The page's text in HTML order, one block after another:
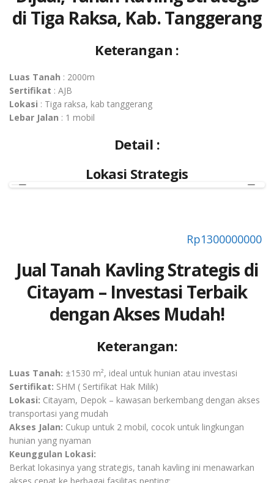
di Tiga Raksa, Kab. Tanggerang
Keterangan :
Luas Tanah : 2000m
Sertifikat : AJB
Lokasi : Tiga raksa, kab tanggerang
Lebar Jalan : 1 mobil
Detail :
Lokasi Strategis
Rp1300000000
Jual Tanah Kavling Strategis di
Citayam – Investasi Terbaik
dengan Akses Mudah!
Keterangan:
Luas Tanah:
±1530 m², ideal untuk hunian atau investasi
Sertifikat:
SHM ( Sertifikat Hak Milik)
Lokasi: Citayam, Depok – kawasan berkembang dengan akses
transportasi yang mudah
Akses Jalan: Cukup untuk 2 mobil, cocok untuk lingkungan
hunian yang nyaman
Keunggulan Lokasi:
Berkat lokasinya yang strategis, tanah kavling ini menawarkan
akses cepat ke berbagai fasilitas penting: